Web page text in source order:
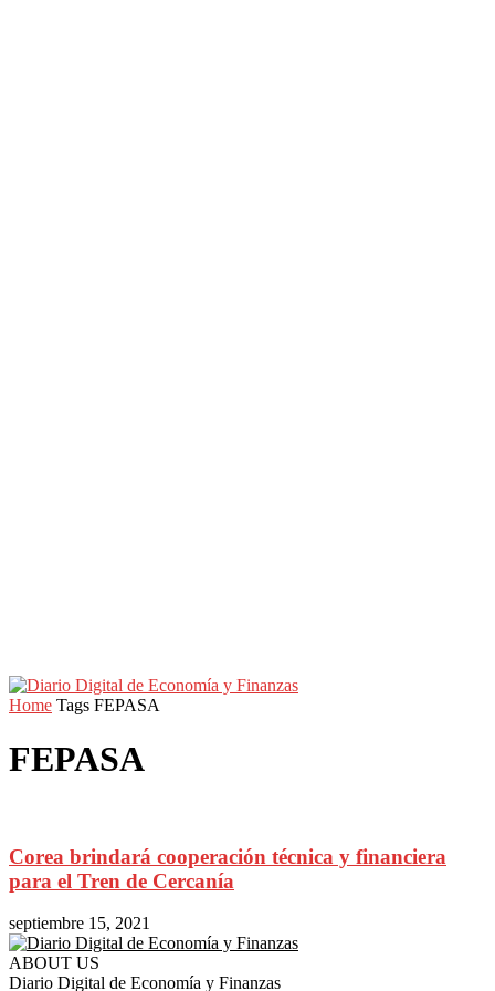
Home Tags FEPASA
FEPASA
Corea brindará cooperación técnica y financiera
para el Tren de Cercanía
septiembre 15, 2021
ABOUT US
Diario Digital de Economía y Finanzas